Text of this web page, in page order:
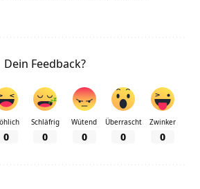
Dein Feedback?
0
Schläfrig
0
Wütend
0
Überrascht
0
Zwinker
0